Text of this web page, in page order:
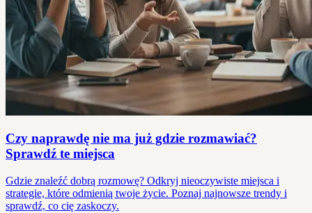
Czy naprawdę nie ma już gdzie rozmawiać?
Sprawdź te miejsca
Gdzie znaleźć dobrą rozmowę? Odkryj nieoczywiste miejsca i
strategie, które odmienią twoje życie. Poznaj najnowsze trendy i
sprawdź, co cię zaskoczy.